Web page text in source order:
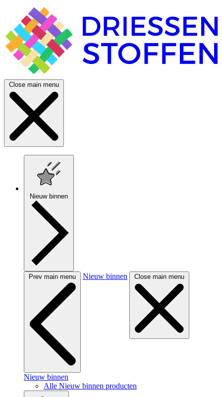
Close main menu
Nieuw binnen
Prev main menu Nieuw binnen Close main menu
Nieuw binnen
Alle Nieuw binnen producten